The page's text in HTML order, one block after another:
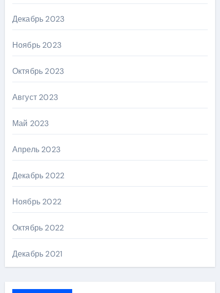
Декабрь 2023
Ноябрь 2023
Октябрь 2023
Август 2023
Май 2023
Апрель 2023
Декабрь 2022
Ноябрь 2022
Октябрь 2022
Декабрь 2021